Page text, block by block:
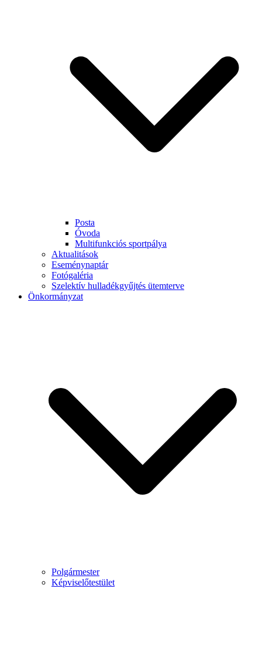
Posta
Óvoda
Multifunkciós sportpálya
Aktualitások
Eseménynaptár
Fotógaléria
Szelektív hulladékgyűjtés ütemterve
Önkormányzat
Polgármester
Képviselőtestület